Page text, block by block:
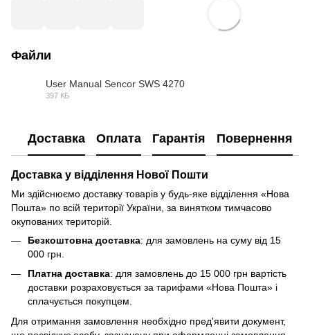
Файли
User Manual Sencor SWS 4270
397 КБ
Доставка Оплата Гарантія Повернення
Доставка у відділення Нової Пошти
Ми здійснюємо доставку товарів у будь-яке відділення «Нова
Пошта» по всій території України, за винятком тимчасово
окупованих територій.
Безкоштовна доставка: для замовлень на суму від 15
000 грн.
Платна доставка: для замовлень до 15 000 грн вартість
доставки розраховується за тарифами «Нова Пошта» і
сплачується покупцем.
Для отримання замовлення необхідно пред'явити документ,